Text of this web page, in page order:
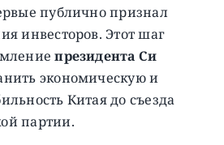
публично признал
инвесторов. Этот шаг
президента Си
экономическую и
Китая до съезда
партии.